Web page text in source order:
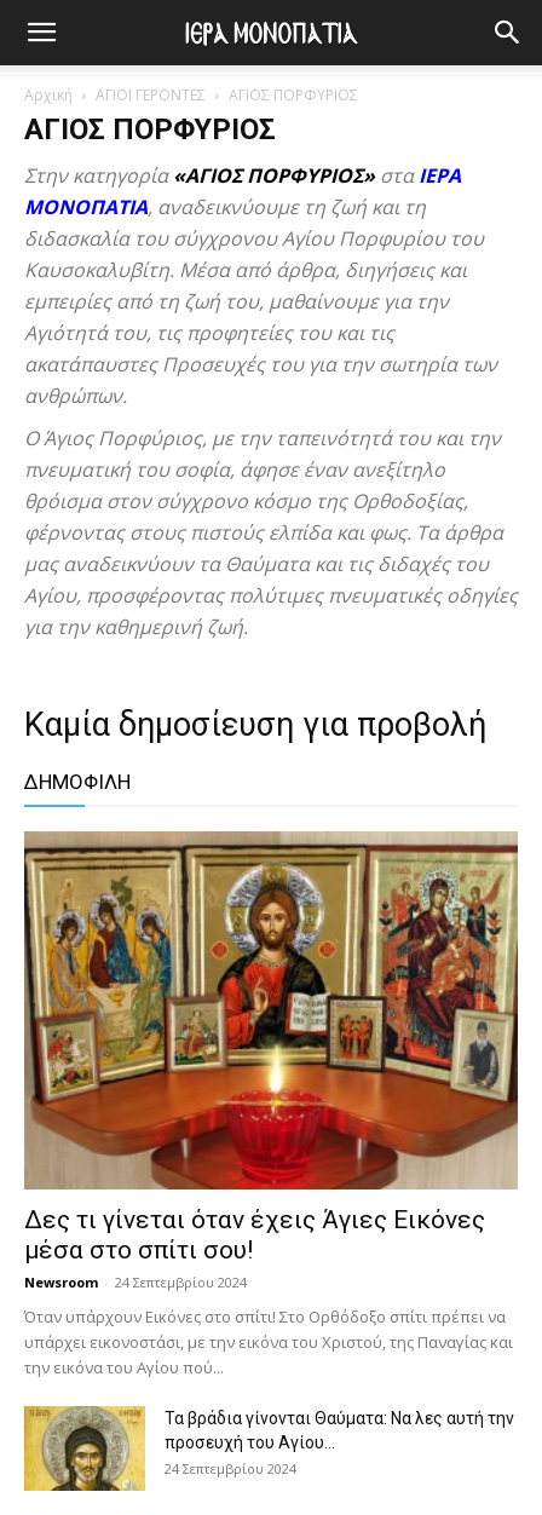
Αρχική ΑΓΙΟΙ ΓΕΡΟΝΤΕΣ ΑΓΙΟΣ ΠΟΡΦΥΡΙΟΣ
ΑΓΙΟΣ ΠΟΡΦΥΡΙΟΣ
Στην κατηγορία«ΑΓΙΟΣ ΠΟΡΦΥΡΙΟΣ»σταΙΕΡΑ
ΜΟΝΟΠΑΤΙΑ, αναδεικνύουμε τη ζωή και τη
διδασκαλία του σύγχρονου Αγίου Πορφυρίου του
Καυσοκαλυβίτη. Μέσα από άρθρα, διηγήσεις και
εμπειρίες από τη ζωή του, μαθαίνουμε για την
Αγιότητά του, τις προφητείες του και τις
ακατάπαυστες Προσευχές του για την σωτηρία των
ανθρώπων.
Ο Άγιος Πορφύριος, με την ταπεινότητά του και την
πνευματική του σοφία, άφησε έναν ανεξίτηλο
θρόισμα στον σύγχρονο κόσμο της Ορθοδοξίας,
φέρνοντας στους πιστούς ελπίδα και φως. Τα άρθρα
μας αναδεικνύουν τα Θαύματα και τις διδαχές του
Αγίου, προσφέροντας πολύτιμες πνευματικές οδηγίες
για την καθημερινή ζωή.
Καμία δημοσίευση για προβολή
ΔΗΜΟΦΙΛΗ
Δες τι γίνεται όταν έχεις Άγιες Εικόνες
μέσα στο σπίτι σου!
Newsroom - 24 Σεπτεμβρίου 2024
Όταν υπάρχουν Εικόνες στο σπίτι! Στο Ορθόδοξο σπίτι πρέπει να
υπάρχει εικονοστάσι, με την εικόνα του Χριστού, της Παν­αγίας και
την εικόνα του Αγίου πού...
Τα βράδια γίνονται Θαύματα: Να λες αυτή την
προσευχή του Αγίου...
24 Σεπτεμβρίου 2024